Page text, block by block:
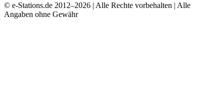
© e-Stations.de 2012–2026 | Alle Rechte vorbehalten | Alle
Angaben ohne Gewähr